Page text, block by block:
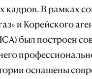
В рамках
и Корейского
был построен
оснащены